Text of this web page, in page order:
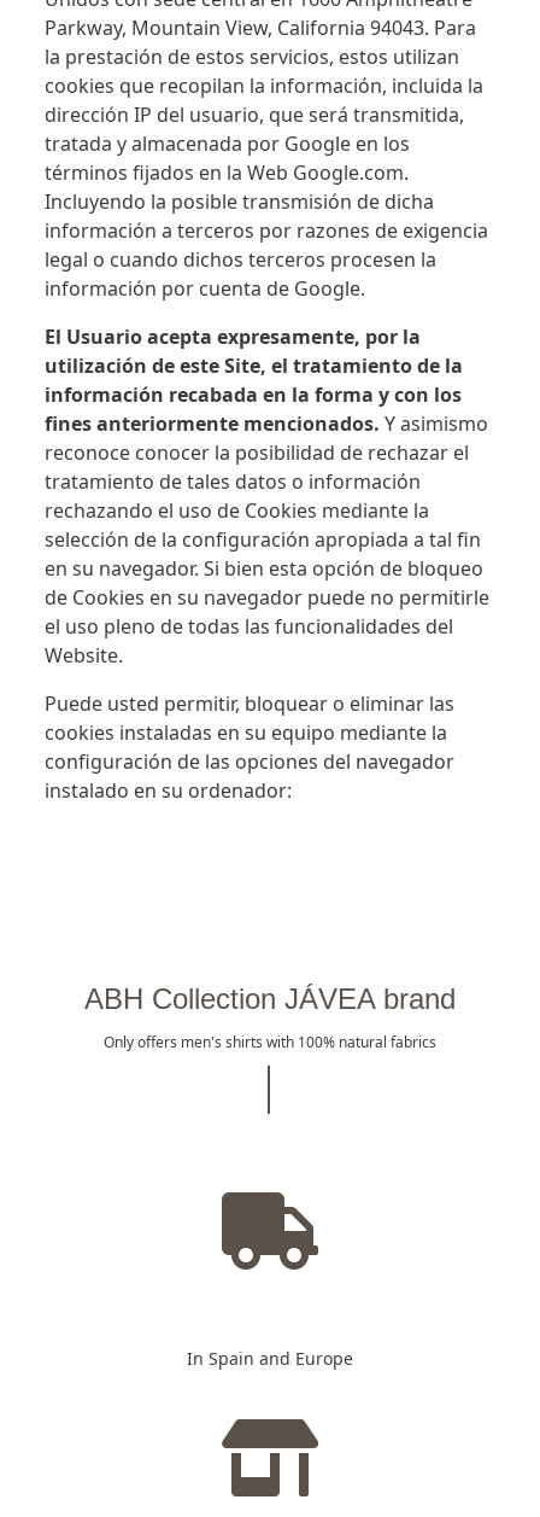
Parkway, Mountain View, California 94043. Para
la prestación de estos servicios, estos utilizan
cookies que recopilan la información, incluida la
dirección IP del usuario, que será transmitida,
tratada y almacenada por Google en los
términos fijados en la Web Google.com.
Incluyendo la posible transmisión de dicha
información a terceros por razones de exigencia
legal o cuando dichos terceros procesen la
información por cuenta de Google.
El Usuario acepta expresamente, por la
utilización de este Site, el tratamiento de la
información recabada en la forma y con los
fines anteriormente mencionados. Y asimismo
reconoce conocer la posibilidad de rechazar el
tratamiento de tales datos o información
rechazando el uso de Cookies mediante la
selección de la configuración apropiada a tal fin
en su navegador. Si bien esta opción de bloqueo
de Cookies en su navegador puede no permitirle
el uso pleno de todas las funcionalidades del
Website.
Puede usted permitir, bloquear o eliminar las
cookies instaladas en su equipo mediante la
configuración de las opciones del navegador
instalado en su ordenador:
ABH Collection JÁVEA brand
Only offers men's shirts with 100% natural fabrics
In Spain and Europe